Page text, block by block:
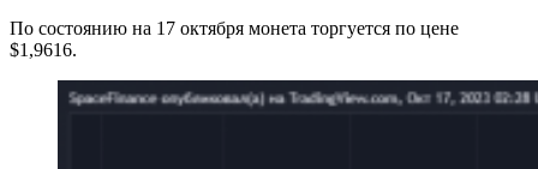
По состоянию на 17 октября монета торгуется по цене
$1,9616.